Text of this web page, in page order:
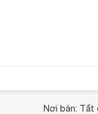
Nơi bán: Tất